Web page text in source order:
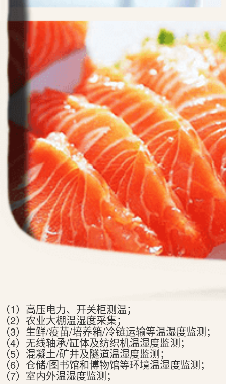
（1）高压电力、开关柜测温；
（2）农业大棚温湿度采集；
（3）生鲜/疫苗/培养箱/冷链运输等温湿度监测；
（4）无线轴承/缸体及纺织机温湿度监测；
（5）混凝土/矿井及隧道温湿度监测；
（6）仓储/图书馆和博物馆等环境温湿度监测；
（7）室内外温湿度监测；